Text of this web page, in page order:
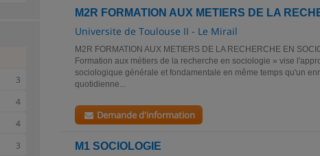
M2R FORMATION AUX METIERS DE LA
Universite de Toulouse II - Le Mirail
M2R FORMATION AUX METIERS DE LA RECHERCHE EN
Formation aux métiers de la recherche en sociologie » vise
sociologique générale et fondamentale en même temps qu'un
quotidienne...
Demande d'information
M1 SOCIOLOGIE
3
4
4
3